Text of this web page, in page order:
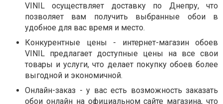
VINIL осуществляет доставку по Днепру, что
позволяет вам получить выбранные обои в
удобное для вас время и место.
Конкурентные цены - интернет-магазин обоев
VINIL предлагает доступные цены на все свои
товары и услуги, что делает покупку обоев более
выгодной и экономичной.
Онлайн-заказ - у вас есть возможность заказать
обои онлайн на официальном сайте магазина, что